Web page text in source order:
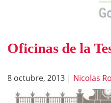
Oficinas de la
8 octubre, 2013 | Nicolas